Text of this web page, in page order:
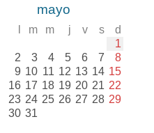
mayo
m m j v s d
1
2 3 4 5 6 7 8
9 10 11 12 13 14 15
16 17 18 19 20 21 22
23 24 25 26 27 28 29
30 31